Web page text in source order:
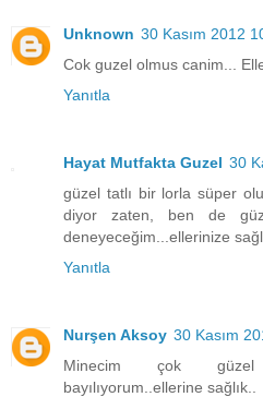
Unknown 30 Kasım 2012
Cok guzel olmus canim...
Yanıtla
Hayat Mutfakta Guzel 30
güzel tatlı bir lorla süper
diyor zaten, ben de
deneyeceğim...ellerinize
Yanıtla
Nurşen Aksoy 30 Kasım
Minecim çok güzel
bayılıyorum..ellerine sağlık..